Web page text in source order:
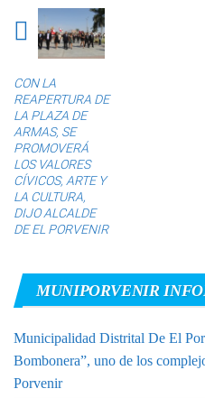
CON LA
REAPERTURA DE
LA PLAZA DE
ARMAS, SE
PROMOVERÁ
LOS VALORES
CÍVICOS, ARTE Y
LA CULTURA,
DIJO ALCALDE
DE EL PORVENIR
MUNIPORVENIR
Municipalidad Distrital De El
Bombonera”, uno de los
Porvenir